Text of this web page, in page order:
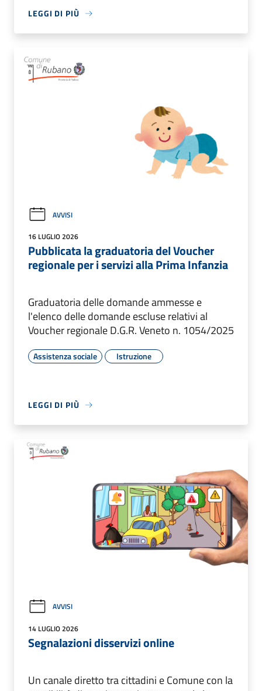
LEGGI DI PIÙ
AVVISI
16 LUGLIO 2026
Pubblicata la graduatoria del Voucher
regionale per i servizi alla Prima Infanzia
Graduatoria delle domande ammesse e
l'elenco delle domande escluse relativi al
Voucher regionale D.G.R. Veneto n. 1054/2025
Assistenza sociale Istruzione
LEGGI DI PIÙ
AVVISI
14 LUGLIO 2026
Segnalazioni disservizi online
Un canale diretto tra cittadini e Comune con la